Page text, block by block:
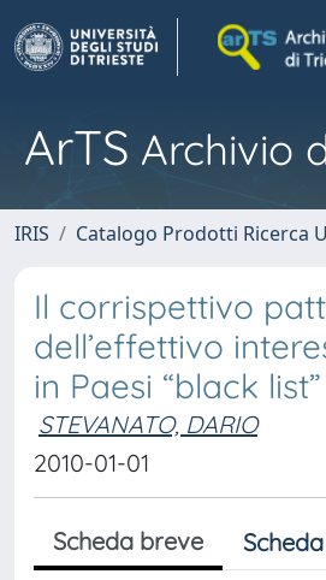
ArTS Archivio
IRIS Catalogo Prodotti Ricerca
Il corrispettivo
dell’effettivo
in Paesi “black list”
STEVANATO, DARIO
2010-01-01
Scheda breve